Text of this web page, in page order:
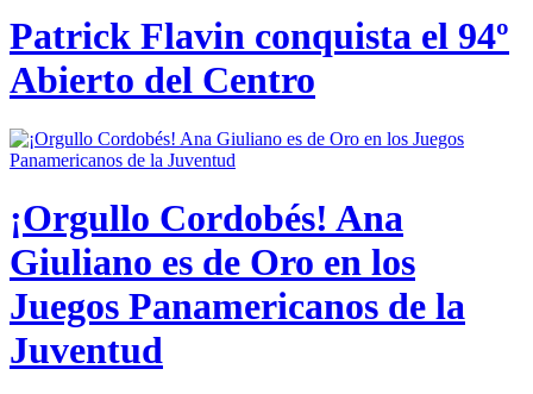
Patrick Flavin conquista el 94º
Abierto del Centro
¡Orgullo Cordobés! Ana
Giuliano es de Oro en los
Juegos Panamericanos de la
Juventud